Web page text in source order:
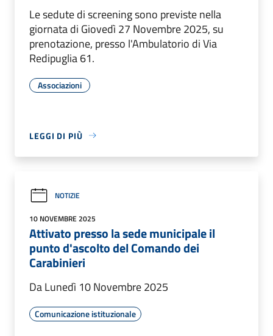
Le sedute di screening sono previste nella
giornata di Giovedì 27 Novembre 2025, su
prenotazione, presso l'Ambulatorio di Via
Redipuglia 61.
Associazioni
LEGGI DI PIÙ
NOTIZIE
10 NOVEMBRE 2025
Attivato presso la sede municipale il
punto d'ascolto del Comando dei
Carabinieri
Da Lunedì 10 Novembre 2025
Comunicazione istituzionale